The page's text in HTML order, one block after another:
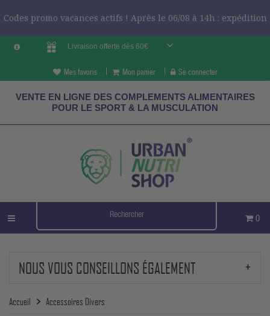
Codes promo vacances actifs ! Après le 06/08 à 14h : expédition
Livraison offerte dès 60€
Mes favoris Mon panier Se connecter
VENTE EN LIGNE DES COMPLEMENTS ALIMENTAIRES
POUR LE SPORT & LA MUSCULATION
0
NOUS VOUS CONSEILLONS ÉGALEMENT
Accueil Accessoires Divers